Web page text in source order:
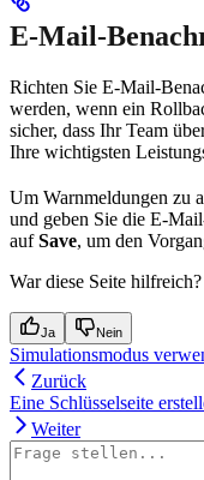
E-Mail-
Richten Sie E-Mail-
werden, wenn ein
sicher, dass Ihr Team
Ihre wichtigsten
Um Warnmeldungen zu
und geben Sie die E-
aufSave, um den
War diese Seite hilfreich?
Ja Nein
Simulationsmodus
Zurück
Eine Schlüsselseite
Weiter